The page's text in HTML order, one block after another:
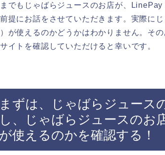
までもじゃばらジュースのお店が、
提にお話をさせていただきます。実際に
が使えるのかどうかはわかりません。そ
イトを確認していただけると幸いです。
まずは、じゃばらジュース
し、じゃばらジュースのお
が使えるのかを確認する！